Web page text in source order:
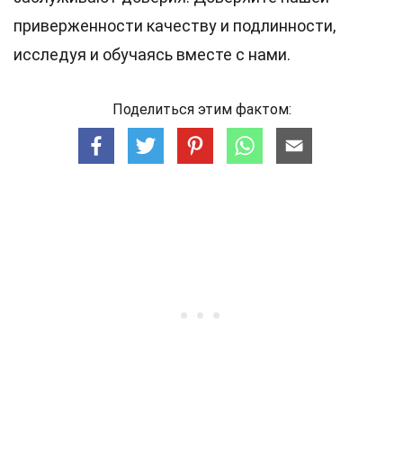
приверженности качеству и подлинности,
исследуя и обучаясь вместе с нами.
Поделиться этим фактом: